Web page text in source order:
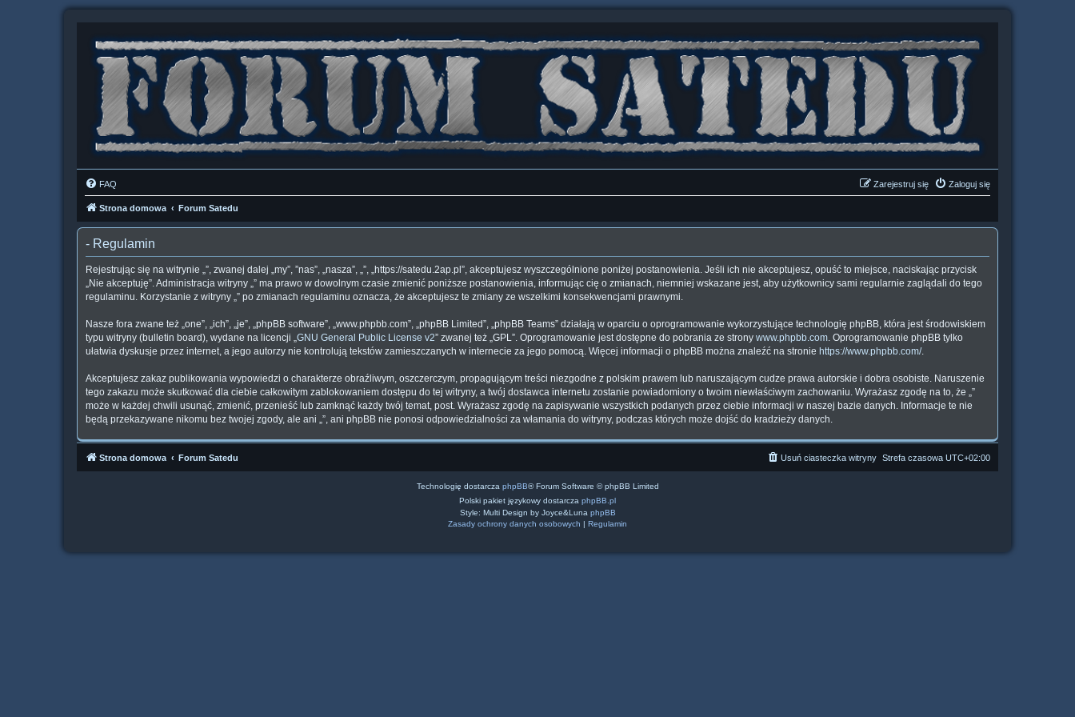
FAQ Zaloguj się
Zarejestruj się
Strona domowa Forum Satedu
- Regulamin
Rejestrując się na witrynie „”, zwanej dalej „my”, ”nas”, „nasza”, „”, „https://satedu.2ap.pl”, akceptujesz wyszczególnione poniżej postanowienia. Jeśli ich nie akceptujesz, opuść to miejsce, naciskając przycisk
„Nie akceptuję”. Administracja witryny „” ma prawo w dowolnym czasie zmienić poniższe postanowienia, informując cię o zmianach, niemniej wskazane jest, aby użytkownicy sami regularnie zaglądali do tego
regulaminu. Korzystanie z witryny „” po zmianach regulaminu oznacza, że akceptujesz te zmiany ze wszelkimi konsekwencjami prawnymi.
Nasze fora zwane też „one”, „ich”, „je”, „phpBB software”, „www.phpbb.com”, „phpBB Limited”, „phpBB Teams” działają w oparciu o oprogramowanie wykorzystujące technologię phpBB, która jest środowiskiem
typu witryny (bulletin board), wydane na licencji „GNU General Public License v2” zwanej też „GPL”. Oprogramowanie jest dostępne do pobrania ze strony www.phpbb.com. Oprogramowanie phpBB tylko
ułatwia dyskusje przez internet, a jego autorzy nie kontrolują tekstów zamieszczanych w internecie za jego pomocą. Więcej informacji o phpBB można znaleźć na stronie https://www.phpbb.com/.
Akceptujesz zakaz publikowania wypowiedzi o charakterze obraźliwym, oszczerczym, propagującym treści niezgodne z polskim prawem lub naruszającym cudze prawa autorskie i dobra osobiste. Naruszenie
tego zakazu może skutkować dla ciebie całkowitym zablokowaniem dostępu do tej witryny, a twój dostawca internetu zostanie powiadomiony o twoim niewłaściwym zachowaniu. Wyrażasz zgodę na to, że „”
może w każdej chwili usunąć, zmienić, przenieść lub zamknąć każdy twój temat, post. Wyrażasz zgodę na zapisywanie wszystkich podanych przez ciebie informacji w naszej bazie danych. Informacje te nie
będą przekazywane nikomu bez twojej zgody, ale ani „”, ani phpBB nie ponosi odpowiedzialności za włamania do witryny, podczas których może dojść do kradzieży danych.
Strona domowa Forum Satedu Strefa czasowa UTC+02:00
Usuń ciasteczka witryny
Technologię dostarcza phpBB® Forum Software © phpBB Limited
Polski pakiet językowy dostarcza phpBB.pl
Style: Multi Design by Joyce&Luna phpBB
Zasady ochrony danych osobowych | Regulamin